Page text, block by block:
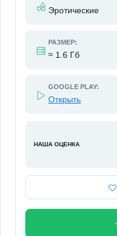
Эротические
РАЗМЕР:
≈ 1.6 Гб
GOOGLE PLAY:
Открыть
НАША ОЦЕНКА